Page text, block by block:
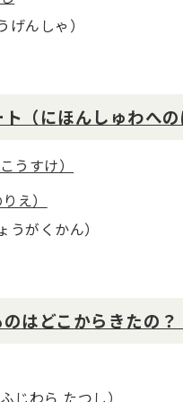
げんしゃ）
（にほんしゅわへの
うすけ）
え）
うがくかん）
はどこからきたの